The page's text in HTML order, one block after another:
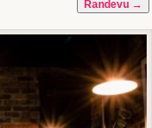
Randevu →